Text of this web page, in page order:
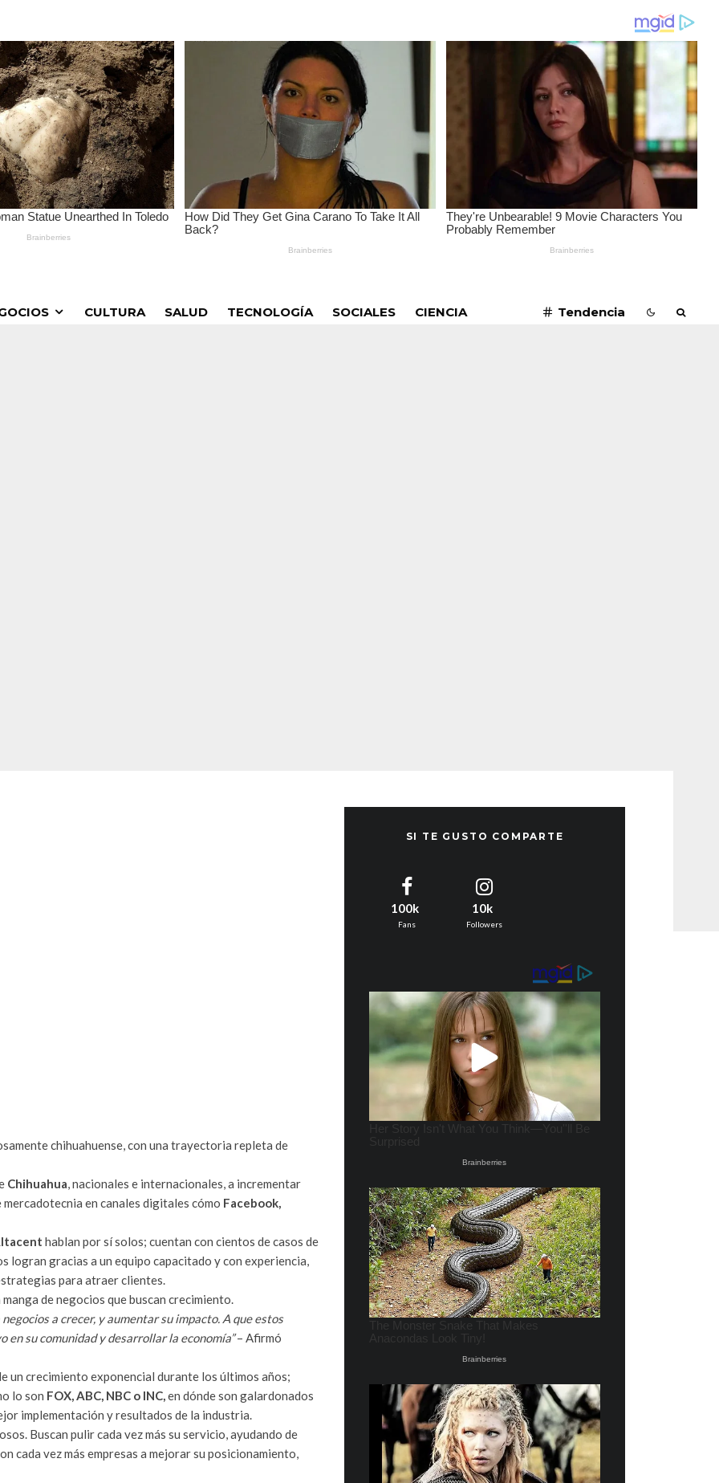
CULTURA SALUD TECNOLOGÍA SOCIALES CIENCIA Tendencia
chihuahuense, con una trayectoria repleta de
Chihuahua, nacionales e internacionales, a incrementar
en canales digitales cómo Facebook,
hablan por sí solos; cuentan con cientos de casos de
logran gracias a un equipo capacitado y con experiencia,
para atraer clientes.
de negocios que buscan crecimiento.
a crecer, y aumentar su impacto. A que estos
en su comunidad y desarrollar la economía”– Afirmó
un crecimiento exponencial durante los últimos años;
lo son FOX, ABC, NBC o INC,en dónde son galardonados
implementación y resultados de la industria.
Buscan pulir cada vez más su servicio, ayudando de
cada vez más empresas a mejorar su posicionamiento,
SI TE GUSTO COMPARTE
100k
Fans
10k
Followers